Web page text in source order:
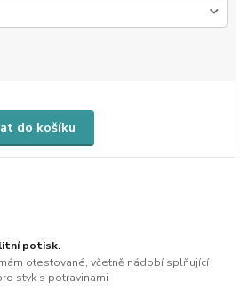
do košíku
potisk.
otestované, včetně nádobí splňující
styk s potravinami